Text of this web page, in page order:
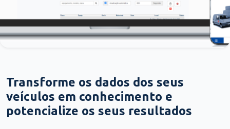
Transforme os dados dos seus
veículos em conhecimento e
potencialize os seus resultados